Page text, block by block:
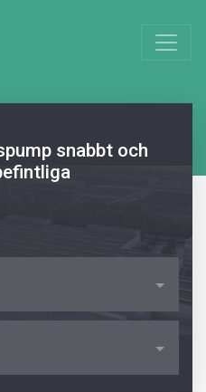
snabbt och